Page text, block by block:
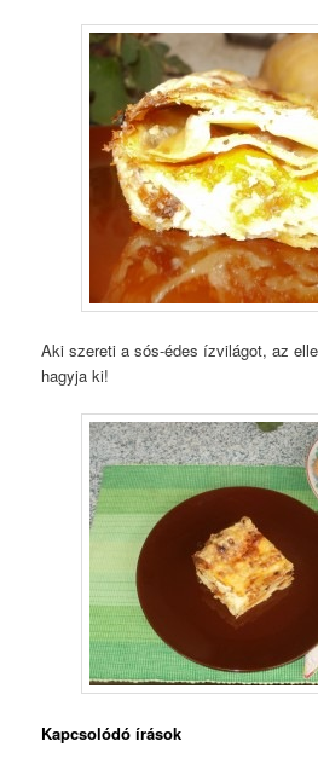
Aki szereti a sós-édes ízvilágot, az
hagyja ki!
Kapcsolódó írások